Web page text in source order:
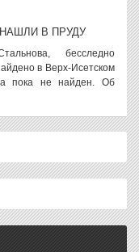
В ПРУДУ
бесследно
в Верх-Исетском
пока не найден. Об